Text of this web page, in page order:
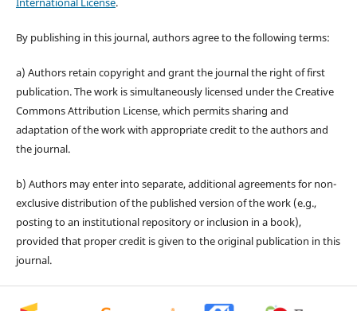
By publishing in this journal, authors agree to the following terms:
a) Authors retain copyright and grant the journal the right of first
publication. The work is simultaneously licensed under the Creative
Commons Attribution License, which permits sharing and
adaptation of the work with appropriate credit to the authors and
the journal.
b) Authors may enter into separate, additional agreements for non-
exclusive distribution of the published version of the work (e.g.,
posting to an institutional repository or inclusion in a book),
provided that proper credit is given to the original publication in this
journal.